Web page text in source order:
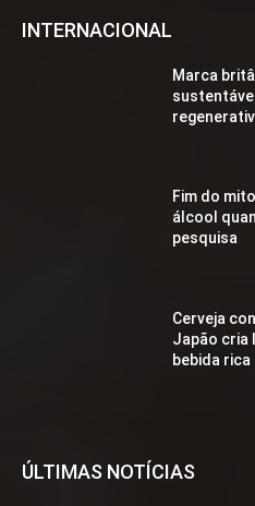
INTERNACIONAL
Marca
Fim do
álcool
pesquisa
Cerveja
Japão cria
bebida
ÚLTIMAS NOTÍCIAS